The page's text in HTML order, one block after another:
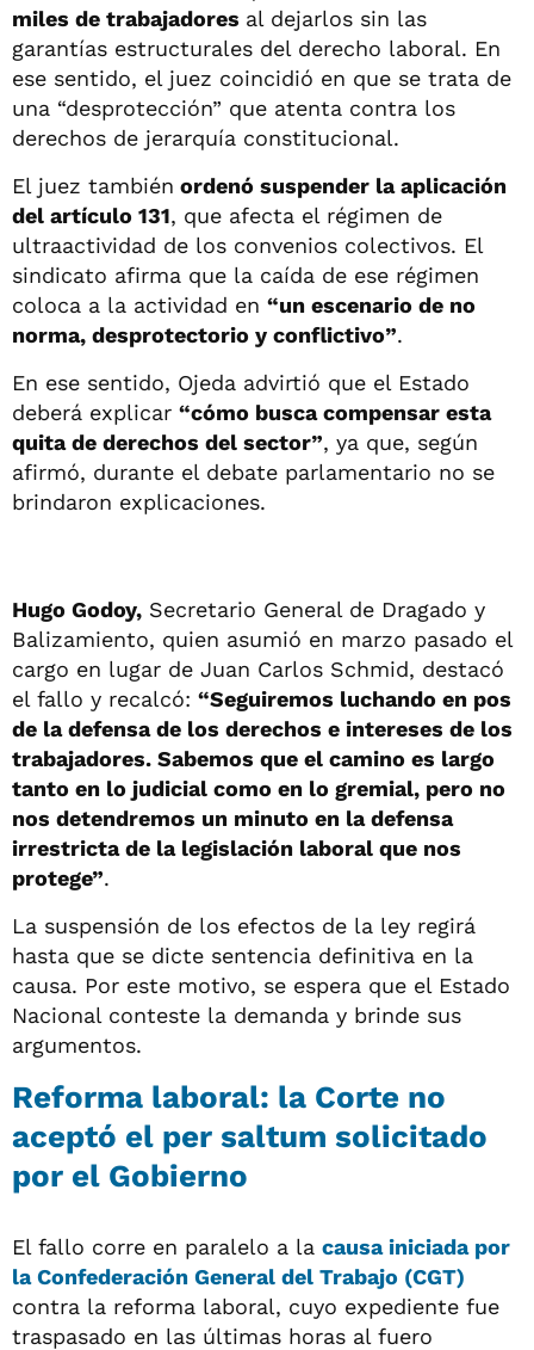
miles de trabajadores al dejarlos sin las
garantías estructurales del derecho laboral. En
ese sentido, el juez coincidió en que se trata de
una “desprotección” que atenta contra los
derechos de jerarquía constitucional.
El juez también ordenó suspender la aplicación
del artículo 131, que afecta el régimen de
ultraactividad de los convenios colectivos. El
sindicato afirma que la caída de ese régimen
coloca a la actividad en “un escenario de no
norma, desprotectorio y conflictivo”.
En ese sentido, Ojeda advirtió que el Estado
deberá explicar “cómo busca compensar esta
quita de derechos del sector”, ya que, según
afirmó, durante el debate parlamentario no se
brindaron explicaciones.
Hugo Godoy, Secretario General de Dragado y
Balizamiento, quien asumió en marzo pasado el
cargo en lugar de Juan Carlos Schmid, destacó
el fallo y recalcó: “Seguiremos luchando en pos
de la defensa de los derechos e intereses de los
trabajadores. Sabemos que el camino es largo
tanto en lo judicial como en lo gremial, pero no
nos detendremos un minuto en la defensa
irrestricta de la legislación laboral que nos
protege”.
La suspensión de los efectos de la ley regirá
hasta que se dicte sentencia definitiva en la
causa. Por este motivo, se espera que el Estado
Nacional conteste la demanda y brinde sus
argumentos.
Reforma laboral: la Corte no
aceptó el per saltum solicitado
por el Gobierno
El fallo corre en paralelo a la causa iniciada por
la Confederación General del Trabajo (CGT)
contra la reforma laboral, cuyo expediente fue
traspasado en las últimas horas al fuero